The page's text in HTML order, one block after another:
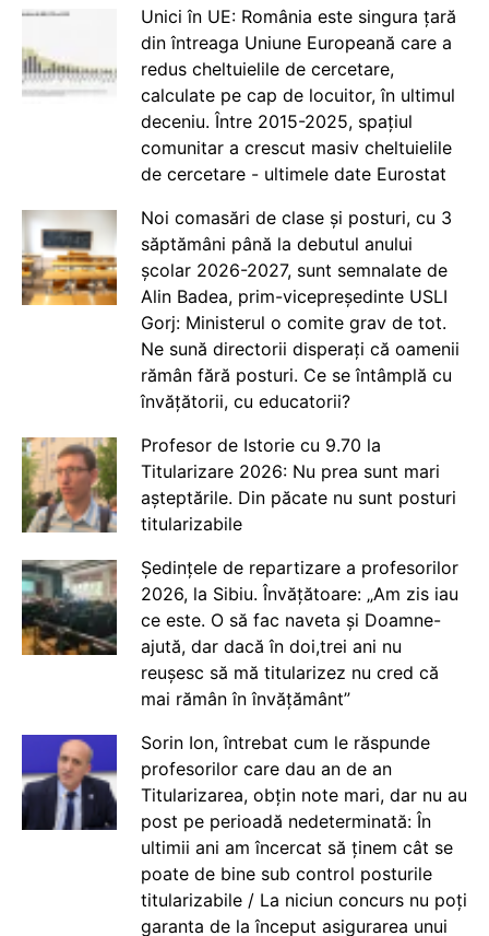
Unici în UE: România este singura țară
din întreaga Uniune Europeană care a
redus cheltuielile de cercetare,
calculate pe cap de locuitor, în ultimul
deceniu. Între 2015-2025, spațiul
comunitar a crescut masiv cheltuielile
de cercetare - ultimele date Eurostat
Noi comasări de clase și posturi, cu 3
săptămâni până la debutul anului
școlar 2026-2027, sunt semnalate de
Alin Badea, prim-vicepreședinte USLI
Gorj: Ministerul o comite grav de tot.
Ne sună directorii disperați că oamenii
rămân fără posturi. Ce se întâmplă cu
învățătorii, cu educatorii?
Profesor de Istorie cu 9.70 la
Titularizare 2026: Nu prea sunt mari
așteptările. Din păcate nu sunt posturi
titularizabile
Ședințele de repartizare a profesorilor
2026, la Sibiu. Învățătoare: „Am zis iau
ce este. O să fac naveta și Doamne-
ajută, dar dacă în doi,trei ani nu
reușesc să mă titularizez nu cred că
mai rămân în învățământ”
Sorin Ion, întrebat cum le răspunde
profesorilor care dau an de an
Titularizarea, obțin note mari, dar nu au
post pe perioadă nedeterminată: În
ultimii ani am încercat să ținem cât se
poate de bine sub control posturile
titularizabile / La niciun concurs nu poți
garanta de la început asigurarea unui